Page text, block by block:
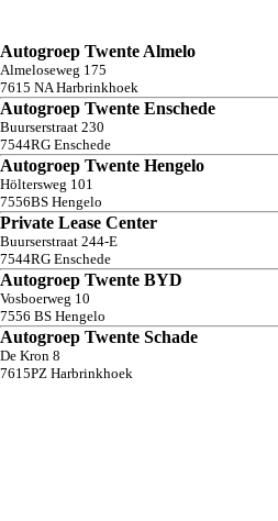
Autogroep Twente Almelo
Almeloseweg 175
7615 NA Harbrinkhoek
Autogroep Twente Enschede
Buurserstraat 230
7544RG Enschede
Autogroep Twente Hengelo
Höltersweg 101
7556BS Hengelo
Private Lease Center
Buurserstraat 244-E
7544RG Enschede
Autogroep Twente BYD
Vosboerweg 10
7556 BS Hengelo
Autogroep Twente Schade
De Kron 8
7615PZ Harbrinkhoek